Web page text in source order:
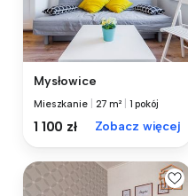
Mysłowice
Mieszkanie 27 m² 1 pokój
1 100 zł Zobacz więcej